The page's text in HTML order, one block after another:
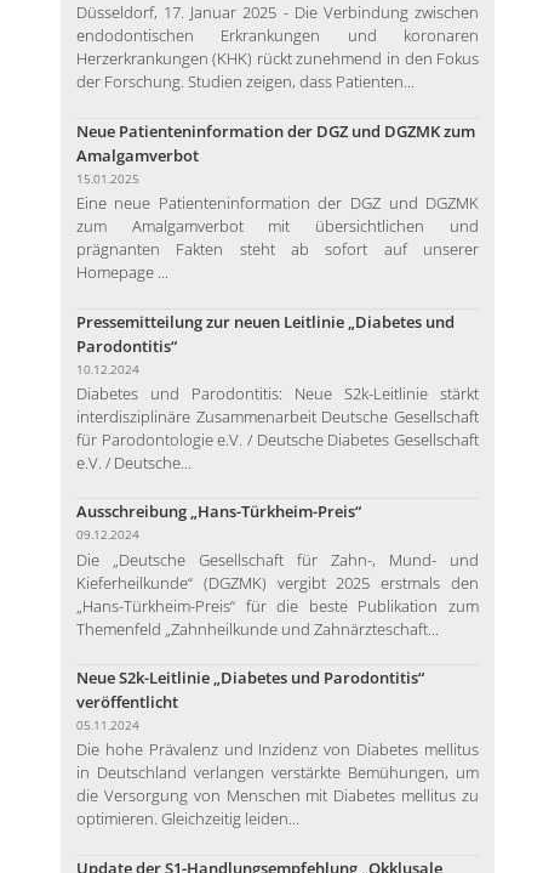
Düsseldorf, 17. Januar 2025 - Die Verbindung zwischen
endodontischen Erkrankungen und koronaren
Herzerkrankungen (KHK) rückt zunehmend in den Fokus
der Forschung. Studien zeigen, dass Patienten...
Neue Patienteninformation der DGZ und DGZMK zum
Amalgamverbot
15.01.2025
Eine neue Patienteninformation der DGZ und DGZMK
zum Amalgamverbot mit übersichtlichen und
prägnanten Fakten steht ab sofort auf unserer
Homepage ...
Pressemitteilung zur neuen Leitlinie „Diabetes und
Parodontitis“
10.12.2024
Diabetes und Parodontitis: Neue S2k-Leitlinie stärkt
interdisziplinäre Zusammenarbeit Deutsche Gesellschaft
für Parodontologie e.V. / Deutsche Diabetes Gesellschaft
e.V. / Deutsche...
Ausschreibung „Hans-Türkheim-Preis“
09.12.2024
Die „Deutsche Gesellschaft für Zahn-, Mund- und
Kieferheilkunde“ (DGZMK) vergibt 2025 erstmals den
„Hans-Türkheim-Preis“ für die beste Publikation zum
Themenfeld „Zahnheilkunde und Zahnärzteschaft...
Neue S2k-Leitlinie „Diabetes und Parodontitis“
veröffentlicht
05.11.2024
Die hohe Prävalenz und Inzidenz von Diabetes mellitus
in Deutschland verlangen verstärkte Bemühungen, um
die Versorgung von Menschen mit Diabetes mellitus zu
optimieren. Gleichzeitig leiden...
Update der S1-Handlungsempfehlung „Okklusale